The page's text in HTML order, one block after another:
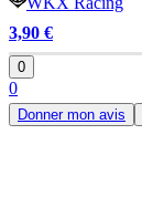
3,90 €
0
0
Donner mon avis